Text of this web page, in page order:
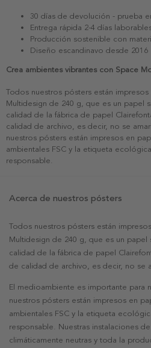
30 días de devolución - prueba
Entrega rápida 2-4 días
Producción sostenible con
Diseño escandinavo desde 2016
Crea ambientes vibrantes con Space
Todos nuestros pósters están
Multidesign de 240 g, que es un papel
calidad de la fábrica de papel
calidad de archivo, es decir, no se
nuestros pósters están impresos en
ambientales FSC y la etiqueta
responsable.
Acerca de nuestros pósters
Todos nuestros pósters están
Multidesign de 240 g, que es un papel
calidad de la fábrica de papel
de calidad de archivo, es decir, no se
El medioambiente es importante para
nuestros pósters están impresos en
ambientales FSC y la etiqueta
responsable. Nuestras instalaciones
climáticamente neutras y toda la